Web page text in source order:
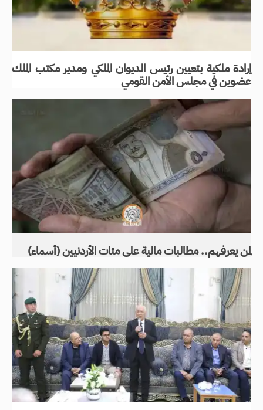
إرادة ملكية بتعيين رئيس الديوان الملكي ومدير مكتب الملك
عضوين في مجلس الأمن القومي
لمن يعرفهم.. مطالبات مالية على مئات الأردنيين (أسماء)